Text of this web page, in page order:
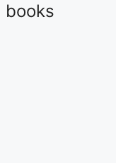
books